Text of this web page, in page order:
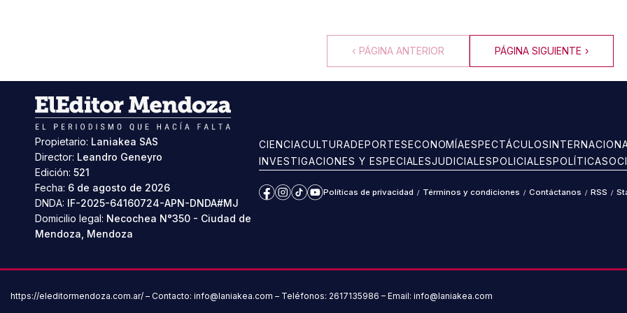
‹ PÁGINA ANTERIOR PÁGINA SIGUIENTE ›
Propietario: Laniakea SAS
Director: Leandro Geneyro
Edición: 521
Fecha: 6 de agosto de 2026
DNDA: IF-2025-64160724-APN-DNDA#MJ
Domicilio legal: Necochea N°350 - Ciudad de
Mendoza, Mendoza
CIENCIACULTURADEPORTESECONOMÍAESPECTÁCULOS
INVESTIGACIONES Y ESPECIALESJUDICIALESPOLICIALESPOLÍTICA
Facebook
Instagram
TikTokYouTube
Políticas de privacidad / Términos y condiciones / Contáctanos / RSS /
https://eleditormendoza.com.ar/ – Contacto: info@laniakea.com – Teléfonos: 2617135986 – Email: info@laniakea.com